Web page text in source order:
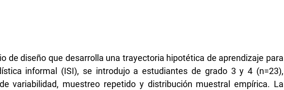
de diseño que desarrolla una trayectoria hipotética de aprendizaje para
informal (ISI), se introdujo a estudiantes de grado 3 y 4 (n=23),
variabilidad, muestreo repetido y distribución muestral empírica. La